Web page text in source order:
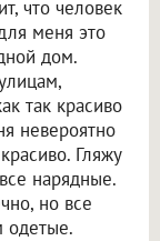
что человек
меня это
дом.
так красиво
невероятно
Гляжу
нарядные.
но все
одетые.